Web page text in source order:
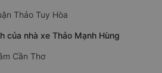
Thảo Tuy Hòa
của nhà xe Thảo Mạnh Hùng
Cần Thơ